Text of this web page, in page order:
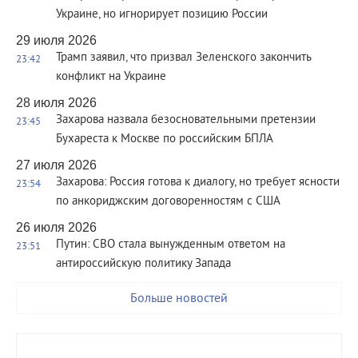
Украине, но игнорирует позицию России
29 июля 2026
23:42
Трамп заявил, что призвал Зеленского закончить
конфликт на Украине
28 июля 2026
23:45
Захарова назвала безосновательными претензии
Бухареста к Москве по российским БПЛА
27 июля 2026
23:54
Захарова: Россия готова к диалогу, но требует ясности
по анкориджским договоренностям с США
26 июля 2026
23:51
Путин: СВО стала вынужденным ответом на
антироссийскую политику Запада
Больше новостей